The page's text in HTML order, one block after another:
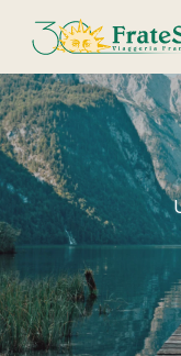
FrateSole